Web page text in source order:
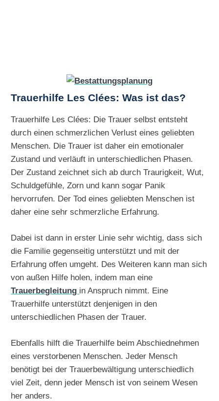
Trauerhilfe Les Clées: Was ist das?
Trauerhilfe Les Clées: Die Trauer selbst entsteht
durch einen schmerzlichen Verlust eines geliebten
Menschen. Die Trauer ist daher ein emotionaler
Zustand und verläuft in unterschiedlichen Phasen.
Der Zustand zeichnet sich ab durch Traurigkeit, Wut,
Schuldgefühle, Zorn und kann sogar Panik
hervorrufen. Der Tod eines geliebten Menschen ist
daher eine sehr schmerzliche Erfahrung.
Dabei ist dann in erster Linie sehr wichtig, dass sich
die Familie gegenseitig unterstützt und mit der
Erfahrung offen umgeht. Des Weiteren kann man sich
von außen Hilfe holen, indem man eine
Trauerbegleitung in Anspruch nimmt. Eine
Trauerhilfe unterstützt denjenigen in den
unterschiedlichen Phasen der Trauer.
Ebenfalls hilft die Trauerhilfe beim Abschiednehmen
eines verstorbenen Menschen. Jeder Mensch
benötigt bei der Trauerbewältigung unterschiedlich
viel Zeit, denn jeder Mensch ist von seinem Wesen
her anders.